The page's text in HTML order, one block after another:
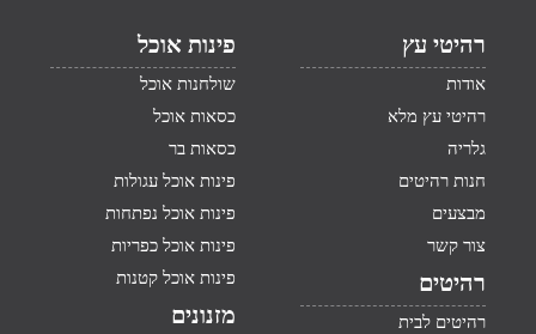
רהיטי עץ
אודות
רהיטי עץ מלא
גלריה
חנות רהיטים
מבצעים
צור קשר
רהיטים
רהיטים לבית
פינות אוכל
שולחנות אוכל
כסאות אוכל
כסאות בר
פינות אוכל עגולות
פינות אוכל נפתחות
פינות אוכל כפריות
פינות אוכל קטנות
מזנונים